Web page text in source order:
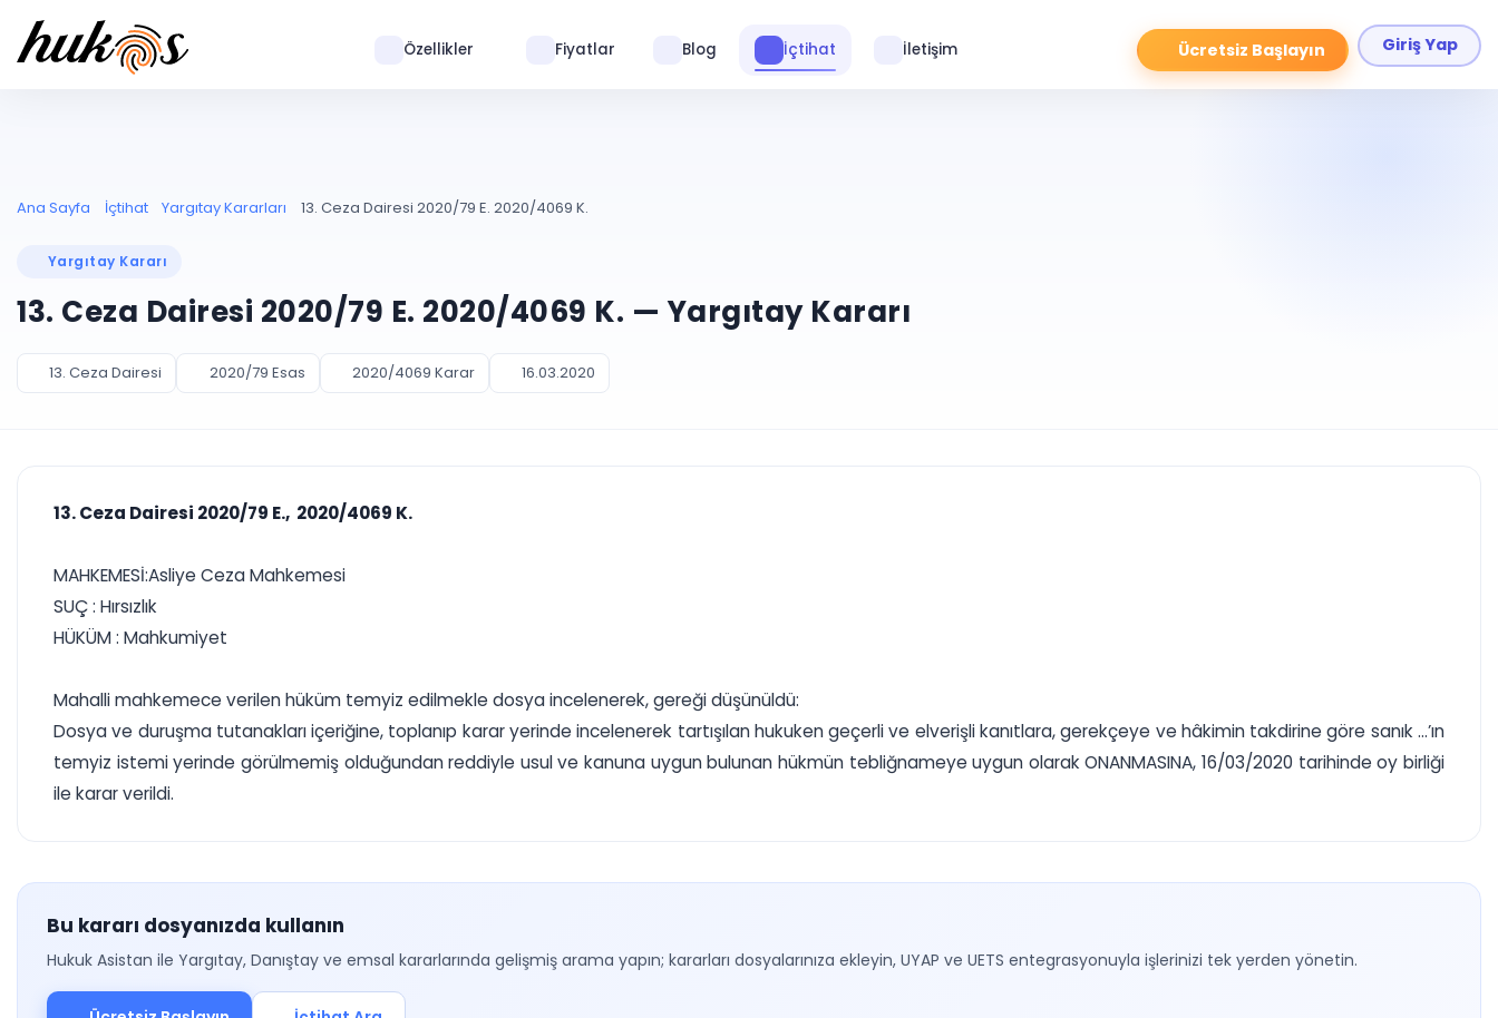
Ücretsiz Başlayın Giriş Yap
Özellikler Fiyatlar Blog İçtihat İletişim
Ana Sayfa İçtihat Yargıtay Kararları 13. Ceza Dairesi 2020/79 E. 2020/4069 K.
Yargıtay Kararı
13. Ceza Dairesi 2020/79 E. 2020/4069 K. — Yargıtay Kararı
13. Ceza Dairesi 2020/79 Esas 2020/4069 Karar 16.03.2020
13. Ceza Dairesi 2020/79 E., 2020/4069 K.
MAHKEMESİ:Asliye Ceza Mahkemesi
SUÇ : Hırsızlık
HÜKÜM : Mahkumiyet
Mahalli mahkemece verilen hüküm temyiz edilmekle dosya incelenerek, gereği düşünüldü:
Dosya ve duruşma tutanakları içeriğine, toplanıp karar yerinde incelenerek tartışılan hukuken geçerli ve elverişli kanıtlara, gerekçeye ve hâkimin takdirine göre sanık ...’ın
temyiz istemi yerinde görülmemiş olduğundan reddiyle usul ve kanuna uygun bulunan hükmün tebliğnameye uygun olarak ONANMASINA, 16/03/2020 tarihinde oy birliği
ile karar verildi.
Bu kararı dosyanızda kullanın
Hukuk Asistan ile Yargıtay, Danıştay ve emsal kararlarında gelişmiş arama yapın; kararları dosyalarınıza ekleyin, UYAP ve UETS entegrasyonuyla işlerinizi tek yerden yönetin.